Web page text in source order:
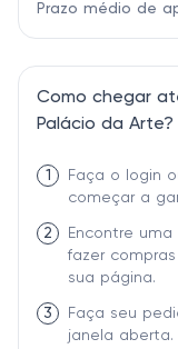
Prazo médio de
Como chegar
Palácio da Arte?
1
Faça o login
começar a
2
Encontre
fazer
sua página.
3
Faça seu
janela